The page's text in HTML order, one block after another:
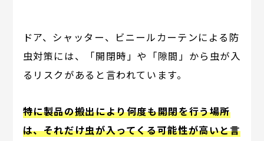
ドア、シャッター、ビニールカーテンによる防
虫対策には、「開閉時」や「隙間」から虫が入
るリスクがあると言われています。
特に製品の搬出により何度も開閉を行う場所
は、それだけ虫が入ってくる可能性が高いと言